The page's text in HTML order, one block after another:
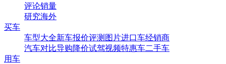
评论销量
研究海外
买车
车型大全新车报价评测 图片进口车经销商
汽车对比导购降价试驾视频特惠车二手车
用车